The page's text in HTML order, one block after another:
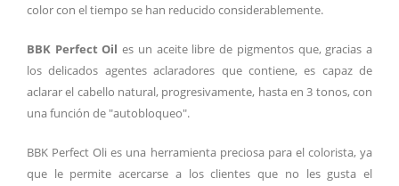
color con el tiempo se han reducido considerablemente.
BBK Perfect Oiles un aceite libre de pigmentos que, gracias a
los delicados agentes aclaradores que contiene, es capaz de
aclarar el cabello natural, progresivamente, hasta en 3 tonos, con
una función de "autobloqueo".
BBK Perfect Oli es una herramienta preciosa para el colorista, ya
que le permite acercarse a los clientes que no les gusta el